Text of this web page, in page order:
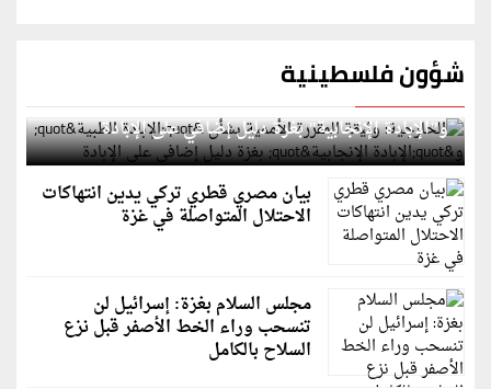
شؤون فلسطينية
الخارجية: وثيقة المقررة الأممية بشأن "الإبادة الطبية"
و"الإبادة الإنجابية" بغزة دليل إضافي على الإبادة
بيان مصري قطري تركي يدين انتهاكات
الاحتلال المتواصلة في غزة
مجلس السلام بغزة: إسرائيل لن
تنسحب وراء الخط الأصفر قبل نزع
السلاح بالكامل